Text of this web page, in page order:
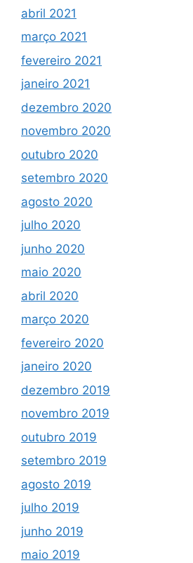
abril 2021
março 2021
fevereiro 2021
janeiro 2021
dezembro 2020
novembro 2020
outubro 2020
setembro 2020
agosto 2020
julho 2020
junho 2020
maio 2020
abril 2020
março 2020
fevereiro 2020
janeiro 2020
dezembro 2019
novembro 2019
outubro 2019
setembro 2019
agosto 2019
julho 2019
junho 2019
maio 2019